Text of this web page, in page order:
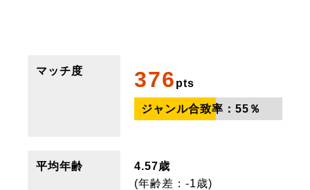
マッチ度 376 pts
ジャンル合致率：55 ％
平均年齢
4.57歳
(年齢差：-1歳)